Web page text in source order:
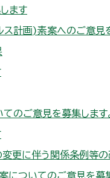
ます
計画)素案へのご意見
のご意見を募集します
更に伴う関係条例等の
についてのご意見を募